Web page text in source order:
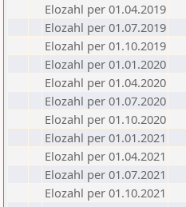
Elozahl per 01.04.2019
Elozahl per 01.07.2019
Elozahl per 01.10.2019
Elozahl per 01.01.2020
Elozahl per 01.04.2020
Elozahl per 01.07.2020
Elozahl per 01.10.2020
Elozahl per 01.01.2021
Elozahl per 01.04.2021
Elozahl per 01.07.2021
Elozahl per 01.10.2021